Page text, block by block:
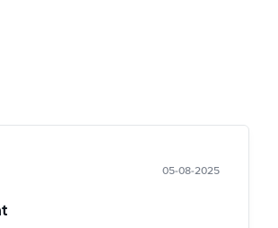
05-08-2025